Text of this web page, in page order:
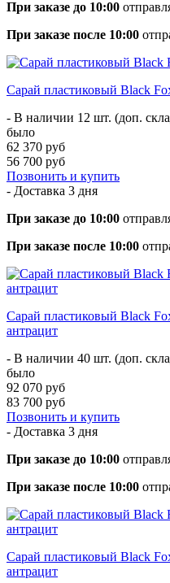
При заказе до 10:00
При заказе после 10:00
Сарай пластиковый Black
- В наличии 12 шт. (доп.
было
62 370 руб
56 700 руб
Позвонить и купить
- Доставка 3 дня
При заказе до 10:00
При заказе после 10:00
Сарай пластиковый Black
антрацит
- В наличии 40 шт. (доп.
было
92 070 руб
83 700 руб
Позвонить и купить
- Доставка 3 дня
При заказе до 10:00
При заказе после 10:00
Сарай пластиковый Black
антрацит